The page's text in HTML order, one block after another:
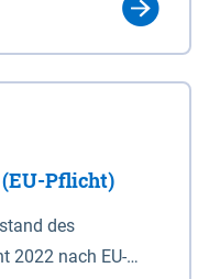
(AK5) im
(ETRS 89) mit
Abbildung
32N) dargestellt
Pflicht)
des
2022 nach EU-